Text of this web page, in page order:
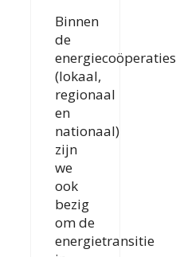
Binnen
de
energiecoöperaties
(lokaal,
regionaal
en
nationaal)
zijn
we
ook
bezig
om de
energietransitie